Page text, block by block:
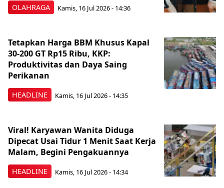
OLAHRAGA Kamis, 16 Jul 2026 - 14:36
HEADLINE
Tetapkan Harga BBM Khusus Kapal
30-200 GT Rp15 Ribu, KKP:
Produktivitas dan Daya Saing
Perikanan
Kamis, 16 Jul 2026 - 14:35
HEADLINE
Viral! Karyawan Wanita Diduga
Dipecat Usai Tidur 1 Menit Saat Kerja
Malam, Begini Pengakuannya
Kamis, 16 Jul 2026 - 14:34